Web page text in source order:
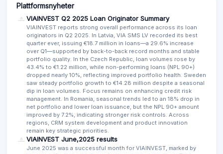
Plattformsnyheter
VIAINVEST Q2 2025 Loan Originator Summary
VIAINVEST reports strong overall performance across its loan
originators in Q2 2025. In Latvia, VIA SMS LV recorded its best
quarter ever, issuing €18.7 million in loans—a 29.6% increase
over Q1—supported by back-to-back record months and stable
portfolio quality. In the Czech Republic, loan volumes rose by
43.4% to €1.22 million, while non-performing loans (NPL 90+)
dropped nearly 10%, reflecting improved portfolio health. Sweden
saw steady portfolio growth to €14.28 million despite a seasonal
dip in loan volumes. Focus remains on enhancing credit risk
management. In Romania, seasonal trends led to an 18% drop in
net portfolio and lower loan issuance, but the NPL 90+ amount
improved by 7.2%, indicating stronger risk controls. Across
regions, CRM system development and product innovation
remain key strategic priorities.
VIAINVEST June,2025 results
June 2025 was a successful month for VIAINVEST, marked by